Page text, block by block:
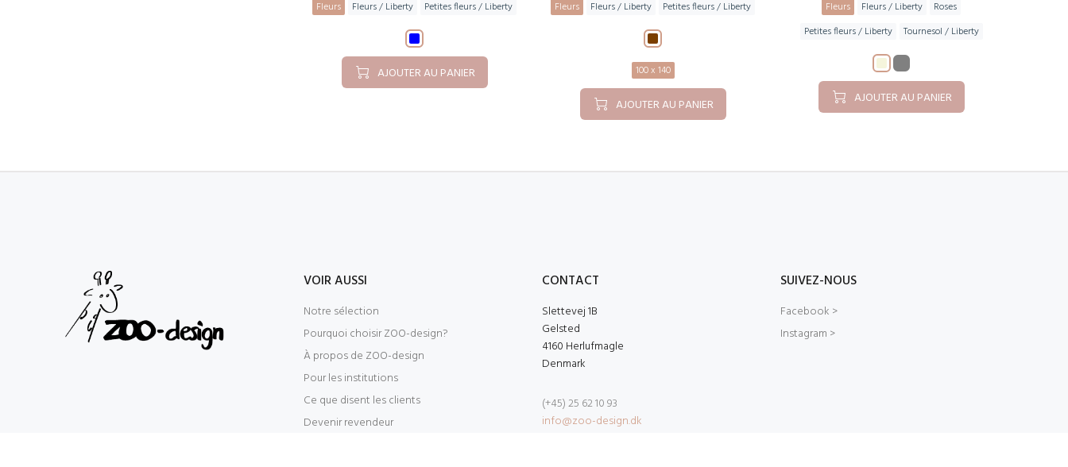
Fleurs Fleurs / Liberty Petites fleurs / Liberty
AJOUTER AU PANIER
Fleurs Fleurs / Liberty Petites fleurs / Liberty
100 x 140
AJOUTER AU PANIER
Fleurs Fleurs / Liberty
Roses
Petites fleurs / Liberty
Tournesol / Liberty
AJOUTER AU PANIER
VOIR AUSSI
Notre sélection
Pourquoi choisir ZOO-design?
À propos de ZOO-design
Pour les institutions
Ce que disent les clients
Devenir revendeur
CONTACT
Slettevej 1B
Gelsted
4160 Herlufmagle
Denmark
(+45) 25 62 10 93
info@zoo-design.dk
SUIVEZ-NOUS
Facebook >
Instagram >